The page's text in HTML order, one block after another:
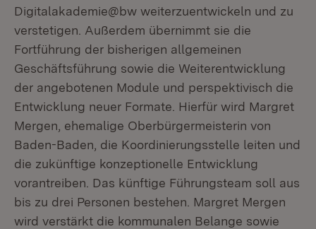
Digitalakademie@bw weiterzuentwickeln und zu
verstetigen. Außerdem übernimmt sie die
Fortführung der bisherigen allgemeinen
Geschäftsführung sowie die Weiterentwicklung
der angebotenen Module und perspektivisch die
Entwicklung neuer Formate. Hierfür wird Margret
Mergen, ehemalige Oberbürgermeisterin von
Baden-Baden, die Koordinierungsstelle leiten und
die zukünftige konzeptionelle Entwicklung
vorantreiben. Das künftige Führungsteam soll aus
bis zu drei Personen bestehen. Margret Mergen
wird verstärkt die kommunalen Belange sowie